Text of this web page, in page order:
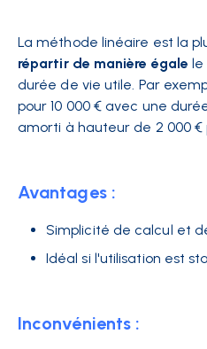
La méthode linéaire est la
répartir de manière égale le
durée de vie utile. Par
pour 10 000 € avec une
amorti à hauteur de 2 000 €
Avantages :
Simplicité de calcul et
Idéal si l'utilisation est
Inconvénients :